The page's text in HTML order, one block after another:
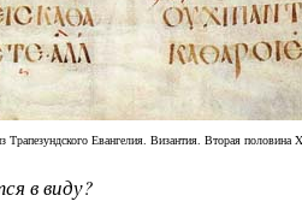
Евангелия. Византия. Вторая половина
в виду?